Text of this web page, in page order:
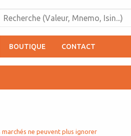
BOUTIQUE CONTACT
ne peuvent plus ignorer